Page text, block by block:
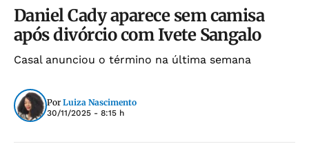
Daniel Cady aparece sem camisa
após divórcio com Ivete Sangalo
Casal anunciou o término na última semana
Por Luiza Nascimento
30/11/2025 - 8:15 h